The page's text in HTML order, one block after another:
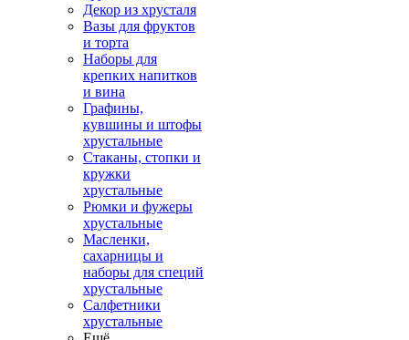
Декор из хрусталя
Вазы для фруктов
и торта
Наборы для
крепких напитков
и вина
Графины,
кувшины и штофы
хрустальные
Стаканы, стопки и
кружки
хрустальные
Рюмки и фужеры
хрустальные
Масленки,
сахарницы и
наборы для специй
хрустальные
Салфетники
хрустальные